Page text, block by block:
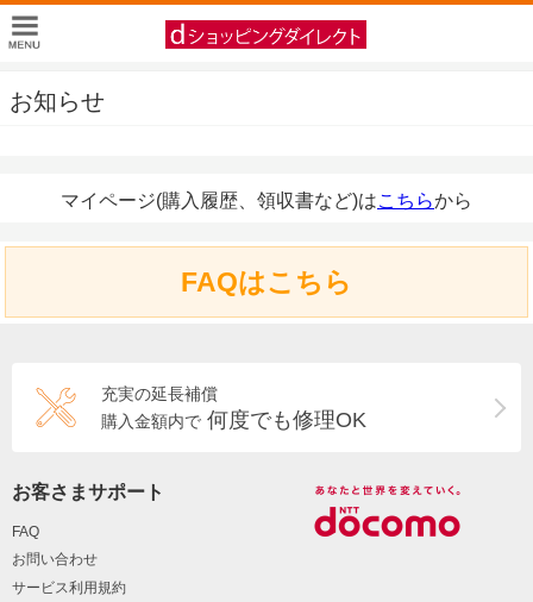
お知らせ
マイページ(購入履歴、領収書など)はこちらから
FAQはこちら
充実の延長補償
購入金額内で 何度でも修理OK
お客さまサポート
FAQ
お問い合わせ
サービス利用規約